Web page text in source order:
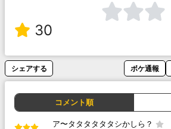
30
シェアする ボケ通報
コメント順
ア〜タタタタタタシかしら？